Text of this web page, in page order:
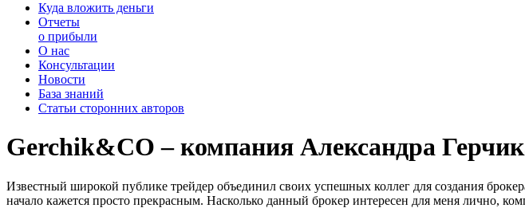
Куда вложить деньги
Отчеты
о прибыли
О нас
Консультации
Новости
База знаний
Статьи сторонних авторов
Gerchik&CO – компания Александра
Известный широкой публике трейдер объединил своих успешных коллег для создания
начало кажется просто прекрасным. Насколько данный брокер интересен для меня лично,